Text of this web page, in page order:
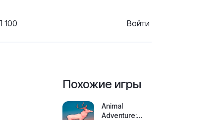
100 Войти
Похожие игры
Animal
Adventure: